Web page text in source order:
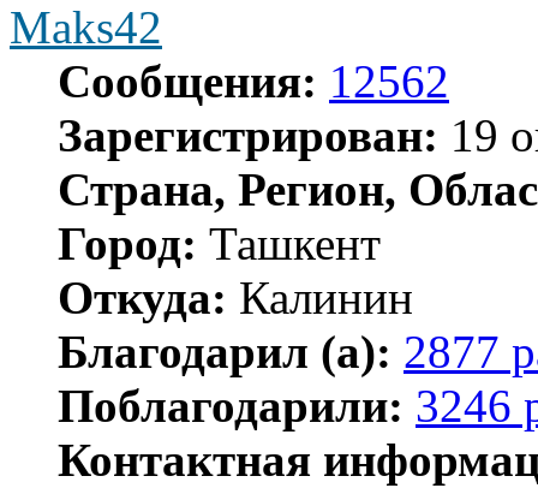
Maks42
Сообщения: 12562
Зарегистрирован: 19
Страна, Регион,
Город: Ташкент
Откуда: Калинин
Благодарил (а): 2877
Поблагодарили: 3246
Контактная